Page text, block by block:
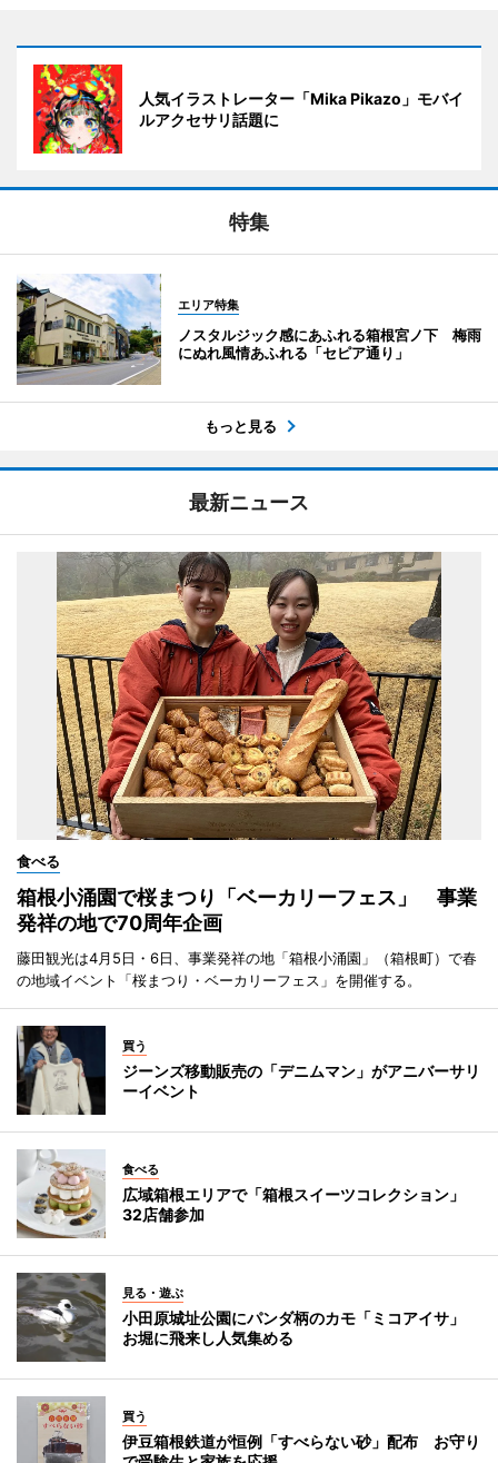
人気イラストレーター「Mika Pikazo」モバイ
ルアクセサリ話題に
特集
エリア特集
ノスタルジック感にあふれる箱根宮ノ下 梅雨
にぬれ風情あふれる「セピア通り」
もっと見る
最新ニュース
食べる
箱根小涌園で桜まつり「ベーカリーフェス」 事業
発祥の地で70周年企画
藤田観光は4月5日・6日、事業発祥の地「箱根小涌園」（箱根町）で春
の地域イベント「桜まつり・ベーカリーフェス」を開催する。
買う
ジーンズ移動販売の「デニムマン」がアニバーサリ
ーイベント
食べる
広域箱根エリアで「箱根スイーツコレクション」
32店舗参加
見る・遊ぶ
小田原城址公園にパンダ柄のカモ「ミコアイサ」
お堀に飛来し人気集める
買う
伊豆箱根鉄道が恒例「すべらない砂」配布 お守り